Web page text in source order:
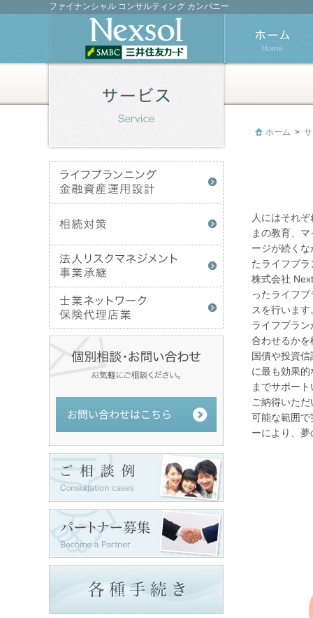
ファイナンシャル コンサルティング カンパニー
ホーム >
人にはそれ
まの教育、
ージが続く
たライフプ
株式会社
ったライフ
スを行います
ライフプラ
合わせるか
国債や投資
に最も効果
までサポー
ご納得いた
可能な範囲
ーにより、